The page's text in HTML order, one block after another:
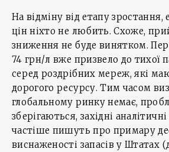
На відміну від етапу
цін ніхто не любить. Схоже,
зниження не буде винятком.
74 грн/л вже призвело до тихої
серед роздрібних мереж, які
дорогого ресурсу. Тим часом
глобальному ринку немає,
зберігаються, західні аналітичні
частіше пишуть про примару
виснаженості запасів у Штатах